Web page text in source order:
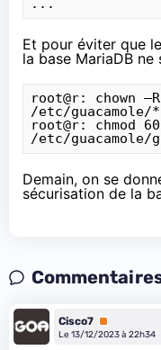
Et pour éviter que
la base MariaDB
root@r: chown
/etc/guacamole/*
root@r: chmod
Demain, on se
sécurisation de la
Cisco7 Premium
Le 13/12/2023 à 22h34